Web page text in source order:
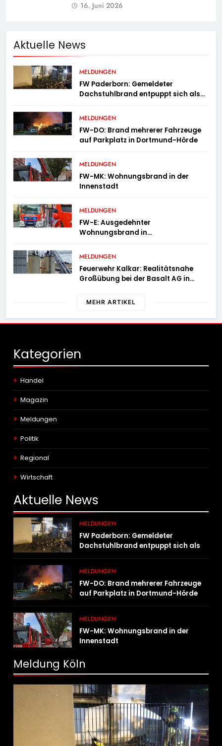
16. Juni 2026
Aktuelle News
MELDUNGEN
FW Paderborn: Gemeldeter
Dachstuhlbrand entpuppt sich als
Gymnasium
MELDUNGEN
FW-DO: Brand mehrerer Fahrzeuge
auf Parkplatz in Dortmund-Hörde
MELDUNGEN
FW-MK: Wohnungsbrand in der
Innenstadt
MELDUNGEN
FW-E: Ausgedehnter
Wohnungsbrand in
müssen untergebracht werden
MELDUNGEN
Feuerwehr Kalkar: Realitätsnahe
Großübung bei der Basalt AG in
Einsatzkräfte
MEHR ARTIKEL
Kategorien
Handel
Magazin
Meldungen
Politik
Regional
Wirtschaft
Aktuelle News
MELDUNGEN
FW Paderborn: Gemeldeter
Dachstuhlbrand entpuppt sich als
MELDUNGEN
FW-DO: Brand mehrerer Fahrzeuge
auf Parkplatz in Dortmund-Hörde
MELDUNGEN
FW-MK: Wohnungsbrand in der
Innenstadt
Meldung Köln